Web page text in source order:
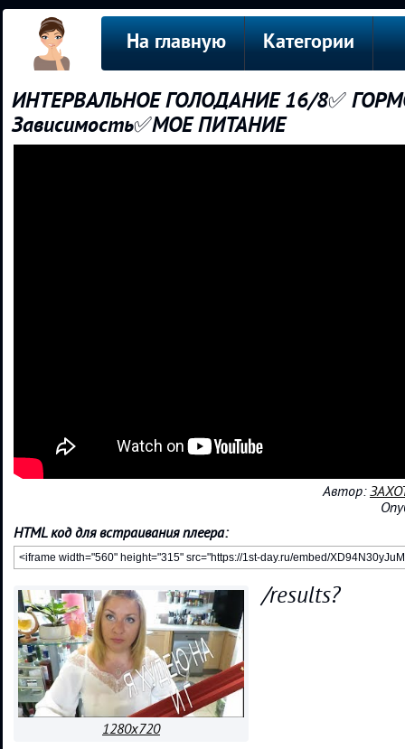
На главную Категории
ИНТЕРВАЛЬНОЕ ГОЛОДАНИЕ 16/8✅
Зависимость✅МОЕ ПИТАНИЕ
Автор:
HTML код для встраивания плеера:
1280x720
/results?